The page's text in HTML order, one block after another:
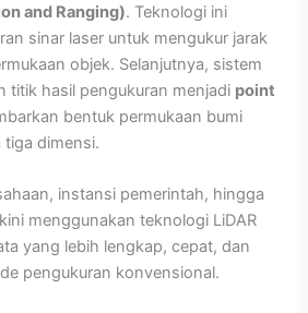
and Ranging). Teknologi ini
sinar laser untuk mengukur jarak
objek. Selanjutnya, sistem
titik hasil pengukuran menjadi point
bentuk permukaan bumi
tiga dimensi.
instansi pemerintah, hingga
menggunakan teknologi LiDAR
yang lebih lengkap, cepat, dan
pengukuran konvensional.